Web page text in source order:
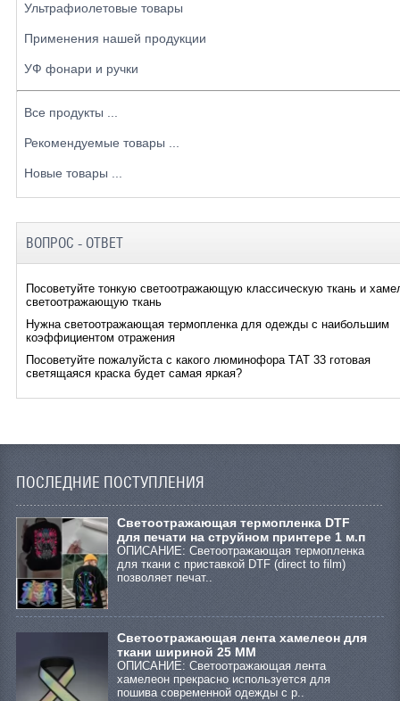
Ультрафиолетовые товары
Применения нашей продукции
УФ фонари и ручки
Все продукты ...
Рекомендуемые товары ...
Новые товары ...
ВОПРОС - ОТВЕТ
Посоветуйте тонкую светоотражающую классическую ткань и
светоотражающую ткань
Нужна светоотражающая термопленка для одежды с наибольшим
коэффициентом отражения
Посоветуйте пожалуйста с какого люминофора ТАТ 33 готовая
светящаяся краска будет самая яркая?
ПОСЛЕДНИЕ ПОСТУПЛЕНИЯ
Cветоотражающая термопленка DTF
для печати на струйном принтере 1 м.п
ОПИСАНИЕ: Светоотражающая термопленка
для ткани с приставкой DTF (direct to film)
позволяет печат..
Светоотражающая лента хамелеон для
ткани шириной 25 ММ
ОПИСАНИЕ: Светоотражающая лента
хамелеон прекрасно используется для
пошива современной одежды с р..